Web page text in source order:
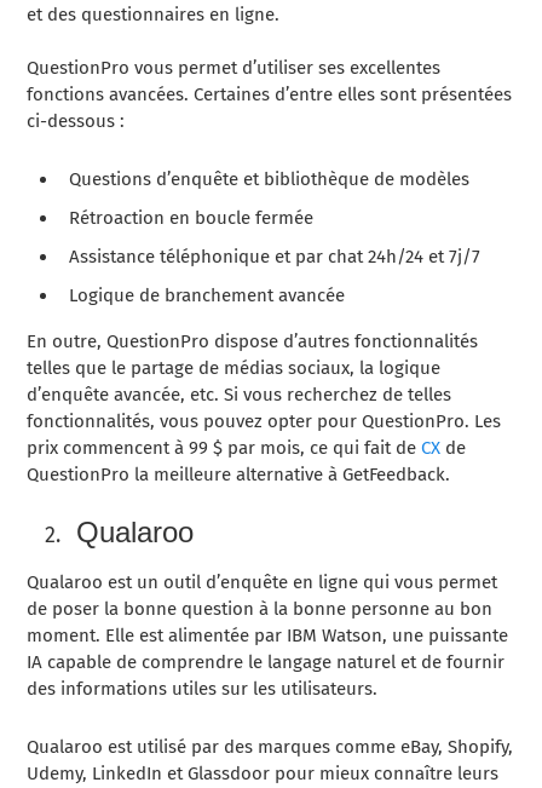
et des questionnaires en ligne.
QuestionPro vous permet d’utiliser ses excellentes
fonctions avancées. Certaines d’entre elles sont présentées
ci-dessous :
Questions d’enquête et bibliothèque de modèles
Rétroaction en boucle fermée
Assistance téléphonique et par chat 24h/24 et 7j/7
Logique de branchement avancée
En outre, QuestionPro dispose d’autres fonctionnalités
telles que le partage de médias sociaux, la logique
d’enquête avancée, etc. Si vous recherchez de telles
fonctionnalités, vous pouvez opter pour QuestionPro. Les
prix commencent à 99 $ par mois, ce qui fait deCX de
QuestionPro la meilleure alternative à GetFeedback.
Qualaroo
Qualaroo est un outil d’enquête en ligne qui vous permet
de poser la bonne question à la bonne personne au bon
moment. Elle est alimentée par IBM Watson, une puissante
IA capable de comprendre le langage naturel et de fournir
des informations utiles sur les utilisateurs.
Qualaroo est utilisé par des marques comme eBay, Shopify,
Udemy, LinkedIn et Glassdoor pour mieux connaître leurs